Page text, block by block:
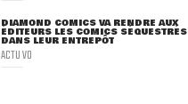
DIAMOND COMICS VA RENDRE AUX
ÉDITEURS LES COMICS SÉQUESTRÉS
DANS LEUR ENTREPÔT
ACTU VO